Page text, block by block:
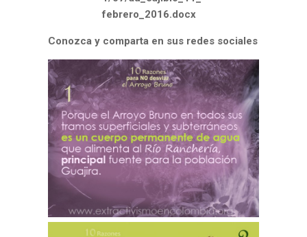
Conozca y comparta en sus redes sociales